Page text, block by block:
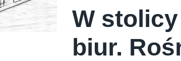
W
biur.